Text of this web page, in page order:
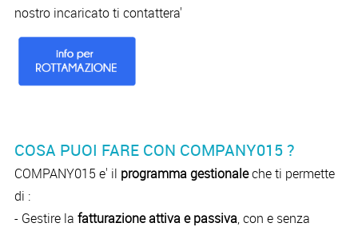
nostro incaricato ti contattera'
COSA PUOI FARE CON COMPANY015 ?
COMPANY015 e' il programma gestionaleche ti permette
di :
- Gestire la fatturazione attiva e passiva, con e senza